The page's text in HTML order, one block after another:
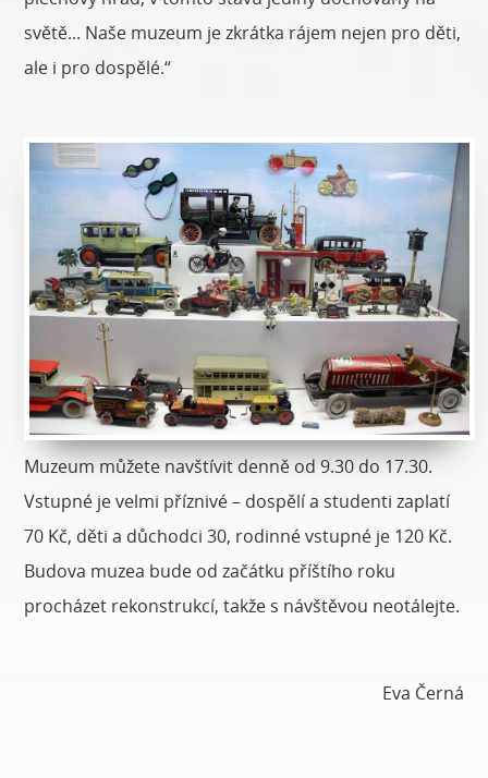
světě... Naše muzeum je zkrátka rájem nejen pro děti,
ale i pro dospělé.“
Muzeum můžete navštívit denně od 9.30 do 17.30.
Vstupné je velmi příznivé – dospělí a studenti zaplatí
70 Kč, děti a důchodci 30, rodinné vstupné je 120 Kč.
Budova muzea bude od začátku příštího roku
procházet rekonstrukcí, takže s návštěvou neotálejte.
Eva Černá